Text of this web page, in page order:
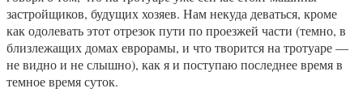
застройщиков, будущих хозяев. Нам некуда деваться, кроме
как одолевать этот отрезок пути по проезжей части (темно, в
близлежащих домах еврорамы, и что творится на тротуаре —
не видно и не слышно), как я и поступаю последнее время в
темное время суток.